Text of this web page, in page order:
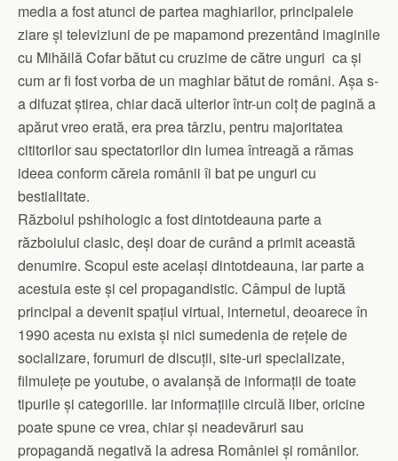
media a fost atunci de partea maghiarilor, principalele
ziare și televiziuni de pe mapamond prezentând imaginile
cu Mihăilă Cofar bătut cu cruzime de către unguri ca și
cum ar fi fost vorba de un maghiar bătut de români. Așa s-
a difuzat știrea, chiar dacă ulterior într-un colț de pagină a
apărut vreo erată, era prea târziu, pentru majoritatea
cititorilor sau spectatorilor din lumea întreagă a rămas
ideea conform căreia românii îi bat pe unguri cu
bestialitate.
Războiul pshihologic a fost dintotdeauna parte a
războiului clasic, deși doar de curând a primit această
denumire. Scopul este același dintotdeauna, iar parte a
acestuia este și cel propagandistic. Câmpul de luptă
principal a devenit spațiul virtual, internetul, deoarece în
1990 acesta nu exista și nici sumedenia de rețele de
socializare, forumuri de discuții, site-uri specializate,
filmulețe pe youtube, o avalanșă de informații de toate
tipurile și categoriile. Iar informațiile circulă liber, oricine
poate spune ce vrea, chiar și neadevăruri sau
propagandă negativă la adresa României și românilor.